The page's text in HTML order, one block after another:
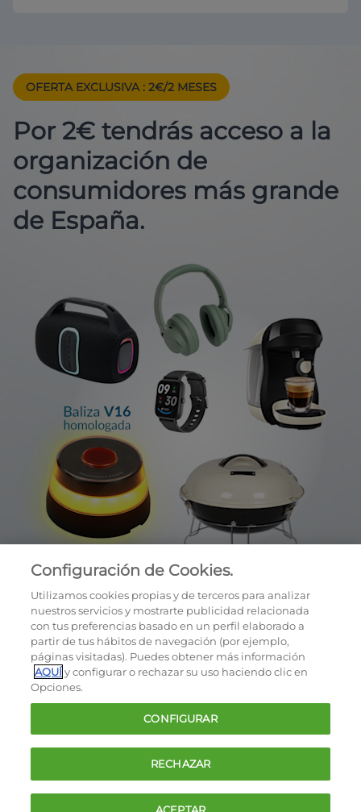
OFERTA EXCLUSIVA : 2€/2 MESES
Por 2€ tendrás acceso a la
organización de
consumidores más grande
de España.
Cookies
Política de privacidad
Términos y condiciones de la oferta
Contacto
FAQ
Configuración de Cookies.
Utilizamos cookies propias y de terceros para analizar
nuestros servicios y mostrarte publicidad relacionada
con tus preferencias basado en un perfil elaborado a
partir de tus hábitos de navegación (por ejemplo,
páginas visitadas). Puedes obtener más información
AQUÍy configurar o rechazar su uso haciendo clic en
Opciones.
CONFIGURAR
RECHAZAR